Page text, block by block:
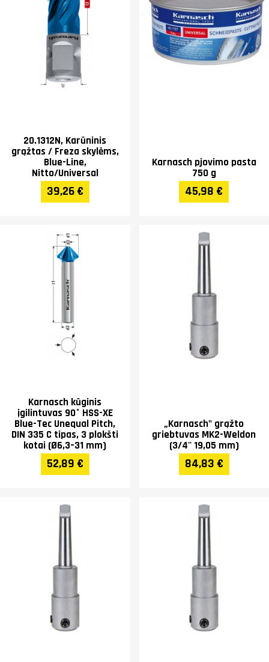
20.1312N, Karūninis
grąžtas / Freza skylėms,
Blue-Line,
Nitto/Universal
39,26 €
Karnasch pjovimo pasta
750 g
45,98 €
Karnasch kūginis
įgilintuvas 90° HSS-XE
Blue-Tec Unequal Pitch,
DIN 335 C tipas, 3 plokšti
kotai (Ø6,3–31 mm)
52,89 €
„Karnasch" grąžto
griebtuvas MK2-Weldon
(3/4'' 19,05 mm)
84,83 €